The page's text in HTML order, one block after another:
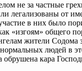
не за частные
легализованы от
в них было
«изгоям» общего
жители Содома
людей в
кара